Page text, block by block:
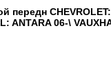
передн
ANTARA 06-\